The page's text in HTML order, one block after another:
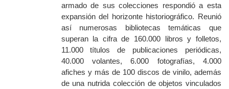
armado de sus colecciones respondió a esta
expansión del horizonte historiográfico. Reunió
así numerosas bibliotecas temáticas que
superan la cifra de 160.000 libros y folletos,
11.000 títulos de publicaciones periódicas,
40.000 volantes, 6.000 fotografías, 4.000
afiches y más de 100 discos de vinilo, además
de una nutrida colección de objetos vinculados